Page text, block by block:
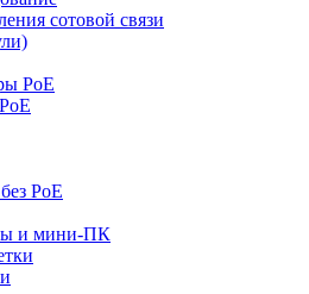
сотовой связи
PoE
PoE
и мини-ПК